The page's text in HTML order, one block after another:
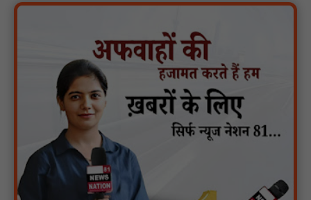
वर्धा में ज़िला परिषद के कर्मचारी चौदह दिनों से हड़ताल पर : NN81
पीएचईडी विभाग मंत्री ने जहाजपुर विधानसभा क्षेत्र में विभिन्न विकास कार्यों का
किया शिलान्यास एवं लोकार्पण : NN81
पारस पोर्टल से होगी योजनाओं की नियमित समीक्षा, मुख्यमंत्री विष्णुदेव साय ने
दिए समयबद्ध क्रियान्वयन के निर्देश : NN81